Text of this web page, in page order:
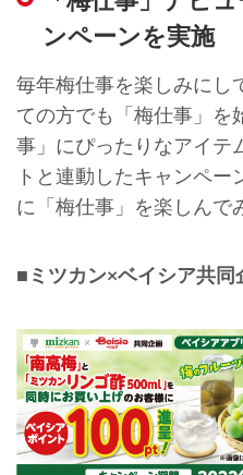
ンペーンを実施
毎年梅仕事を楽しみにし
ての方でも「梅仕事」を
事」にぴったりなアイテ
トと連動したキャンペ
に「梅仕事」を楽しんで
■ミツカン×ベイシア共同